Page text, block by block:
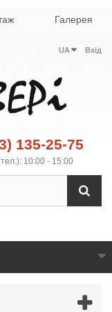
Галерея
Вхід
UA
135-25-75
10:00 - 15:00